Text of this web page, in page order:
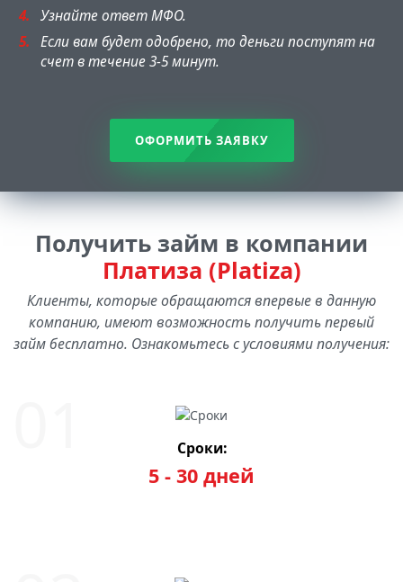
Узнайте ответ МФО.
Если вам будет одобрено, то деньги поступят на
счет в течение 3-5 минут.
ОФОРМИТЬ ЗАЯВКУ
Получить займ в компании
Платиза (Platiza)
Клиенты, которые обращаются впервые в данную
компанию, имеют возможность получить первый
займ бесплатно. Ознакомьтесь с условиями получения:
Сроки:
5 - 30 дней